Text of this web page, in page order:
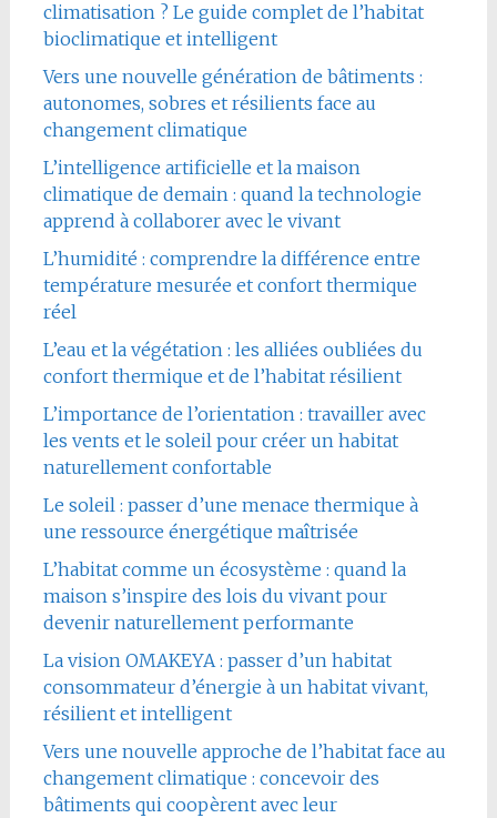
climatisation ? Le guide complet de l’habitat
bioclimatique et intelligent
Vers une nouvelle génération de bâtiments :
autonomes, sobres et résilients face au
changement climatique
L’intelligence artificielle et la maison
climatique de demain : quand la technologie
apprend à collaborer avec le vivant
L’humidité : comprendre la différence entre
température mesurée et confort thermique
réel
L’eau et la végétation : les alliées oubliées du
confort thermique et de l’habitat résilient
L’importance de l’orientation : travailler avec
les vents et le soleil pour créer un habitat
naturellement confortable
Le soleil : passer d’une menace thermique à
une ressource énergétique maîtrisée
L’habitat comme un écosystème : quand la
maison s’inspire des lois du vivant pour
devenir naturellement performante
La vision OMAKEYA : passer d’un habitat
consommateur d’énergie à un habitat vivant,
résilient et intelligent
Vers une nouvelle approche de l’habitat face au
changement climatique : concevoir des
bâtiments qui coopèrent avec leur